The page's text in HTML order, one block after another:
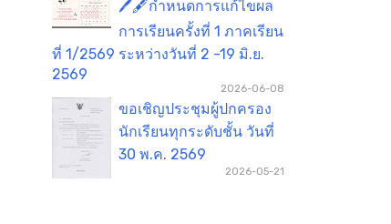
🖊️🖋️กำหนดการแก้ไขผล
การเรียนครั้งที่ 1 ภาคเรียน
ที่ 1/2569 ระหว่างวันที่ 2 -19 มิ.ย.
2569
2026-06-08
ขอเชิญประชุมผู้ปกครอง
นักเรียนทุกระดับชั้น วันที่
30 พ.ค. 2569
2026-05-21